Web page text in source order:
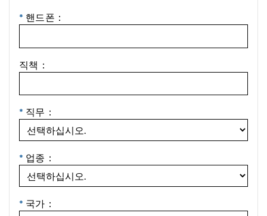
* 핸드폰：
직책：
* 직무：
* 업종：
* 국가：